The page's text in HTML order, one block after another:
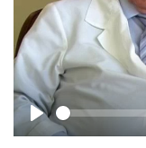
Play